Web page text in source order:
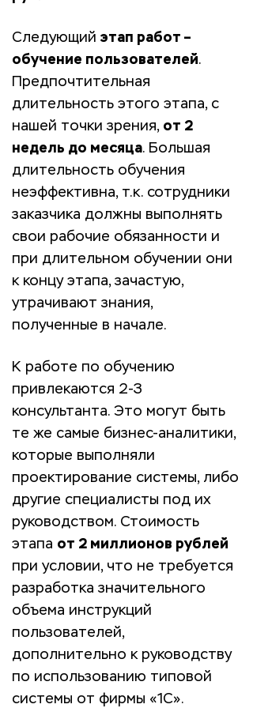
Следующий этап работ –
обучение пользователей.
Предпочтительная
длительность этого этапа, с
нашей точки зрения, от 2
недель до месяца. Большая
длительность обучения
неэффективна, т.к. сотрудники
заказчика должны выполнять
свои рабочие обязанности и
при длительном обучении они
к концу этапа, зачастую,
утрачивают знания,
полученные в начале.
К работе по обучению
привлекаются 2-3
консультанта. Это могут быть
те же самые бизнес-аналитики,
которые выполняли
проектирование системы, либо
другие специалисты под их
руководством. Стоимость
этапа от 2 миллионов рублей
при условии, что не требуется
разработка значительного
объема инструкций
пользователей,
дополнительно к руководству
по использованию типовой
системы от фирмы «1С».